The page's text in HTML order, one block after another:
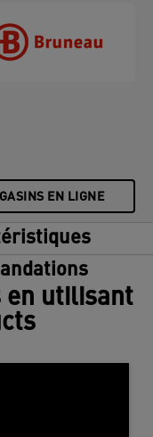
EN LIGNE
en utilisant